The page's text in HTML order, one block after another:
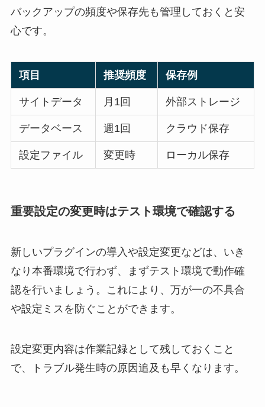
バックアップの頻度や保存先も管理しておくと安
心です。
項目 推奨頻度 保存例
サイトデータ 月1回 外部ストレージ
データベース 週1回 クラウド保存
設定ファイル 変更時 ローカル保存
重要設定の変更時はテスト環境で確認する
新しいプラグインの導入や設定変更などは、いき
なり本番環境で行わず、まずテスト環境で動作確
認を行いましょう。これにより、万が一の不具合
や設定ミスを防ぐことができます。
設定変更内容は作業記録として残しておくこと
で、トラブル発生時の原因追及も早くなります。